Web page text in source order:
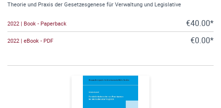
Theorie und Praxis der Gesetzesgenese für Verwaltung und Legislative
2022 | Book - Paperback €40.00*
2022 | eBook - PDF €0.00*